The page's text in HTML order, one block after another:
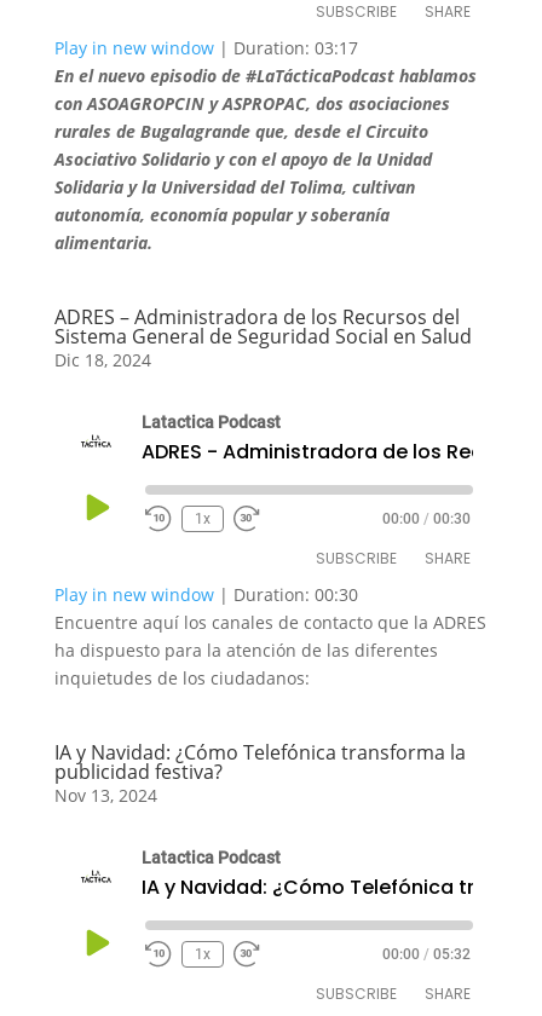
SUBSCRIBE SHARE
RSS FEED
SHARE
LINK
EMBED
Play in new window| Duration: 03:17
En el nuevo episodio de #LaTácticaPodcast hablamos
con ASOAGROPCIN y ASPROPAC, dos asociaciones
rurales de Bugalagrande que, desde el Circuito
Asociativo Solidario y con el apoyo de la Unidad
Solidaria y la Universidad del Tolima, cultivan
autonomía, economía popular y soberanía
alimentaria.
ADRES – Administradora de los Recursos del
Sistema General de Seguridad Social en Salud
Dic 18, 2024
Latactica Podcast
Play
1x 00:00 / 00:30
SUBSCRIBE SHARE
RSS FEED
SHARE
LINK
Play in new window| Duration: 00:30
​​​​​​​​​​​​​​​​​​​​​Encuentre aquí los canales de contacto que la ADRES
ha dispuesto para la atención de las diferentes
inquietudes de los ciudadanos:
IA y Navidad: ¿Cómo Telefónica transforma la
publicidad festiva?
Nov 13, 2024
Latactica Podcast
Play
1x 00:00 / 05:32
SUBSCRIBE SHARE